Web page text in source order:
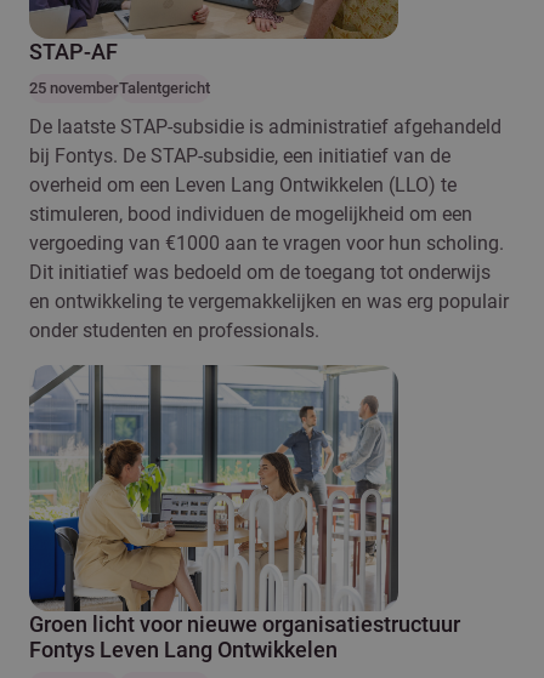
STAP-AF
25 novemberTalentgericht
De laatste STAP-subsidie is administratief afgehandeld
bij Fontys. De STAP-subsidie, een initiatief van de
overheid om een Leven Lang Ontwikkelen (LLO) te
stimuleren, bood individuen de mogelijkheid om een
vergoeding van €1000 aan te vragen voor hun scholing.
Dit initiatief was bedoeld om de toegang tot onderwijs
en ontwikkeling te vergemakkelijken en was erg populair
onder studenten en professionals.
Groen licht voor nieuwe organisatiestructuur
Fontys Leven Lang Ontwikkelen